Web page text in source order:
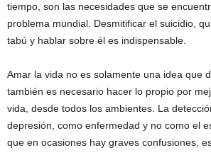
tiempo, son las necesidades que se
problema mundial. Desmitificar el suicidio,
tabú y hablar sobre él es indispensable.
Amar la vida no es solamente una idea que
también es necesario hacer lo propio por
vida, desde todos los ambientes. La
depresión, como enfermedad y no como el
que en ocasiones hay graves confusiones,